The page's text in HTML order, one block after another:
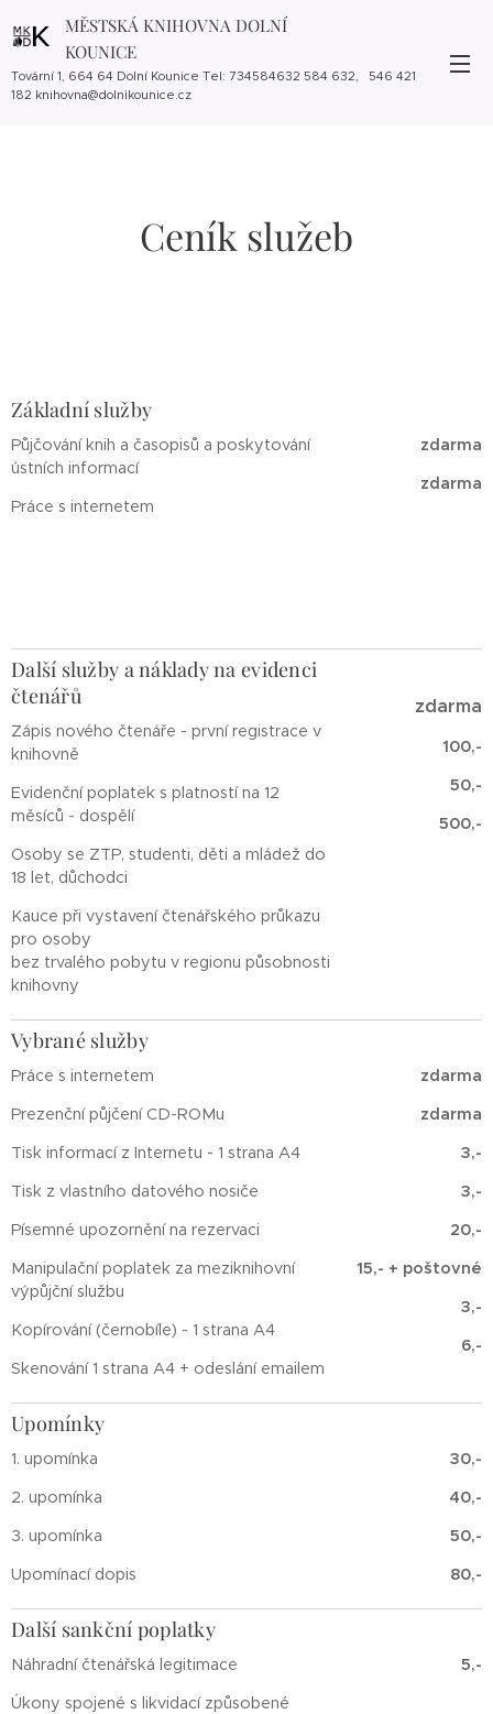
MĚSTSKÁ KNIHOVNA DOLNÍ
KOUNICE
Tovární 1, 664 64 Dolní Kounice Tel: 734584632 584 632, 546 421
182 knihovna@dolnikounice.cz
Ceník služeb
Základní služby
Půjčování knih a časopisů a poskytování
ústních informací
Práce s internetem
zdarma
zdarma
Další služby a náklady na evidenci
čtenářů
Zápis nového čtenáře - první registrace v
knihovně
Evidenční poplatek s platností na 12
měsíců - dospělí
Osoby se ZTP, studenti, děti a mládež do
18 let, důchodci
Kauce při vystavení čtenářského průkazu
pro osoby
bez trvalého pobytu v regionu působnosti
knihovny
zdarma
100,-
50,-
500,-
Vybrané služby
Práce s internetem
Prezenční půjčení CD-ROMu
Tisk informací z Internetu - 1 strana A4
Tisk z vlastního datového nosiče
Písemné upozornění na rezervaci
Manipulační poplatek za meziknihovní
výpůjční službu
Kopírování (černobíle) - 1 strana A4
Skenování 1 strana A4 + odeslání emailem
zdarma
zdarma
3,-
3,-
20,-
15,- + poštovné
3,-
6,-
Upomínky
1. upomínka
2. upomínka
3. upomínka
Upomínací dopis
30,-
40,-
50,-
80,-
Další sankční poplatky
Náhradní čtenářská legitimace
Úkony spojené s likvidací způsobené
5,-